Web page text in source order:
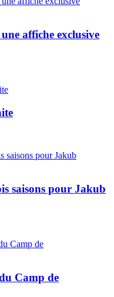
affiche exclusive
saisons pour Jakub
Camp de